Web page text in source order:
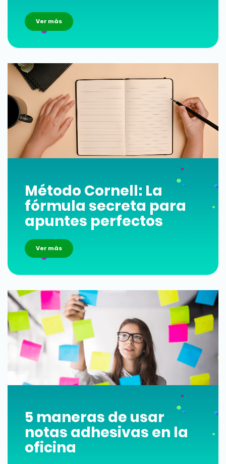
Ver más
Método Cornell: La
fórmula secreta para
apuntes perfectos
Ver más
5 maneras de usar
notas adhesivas en la
oficina